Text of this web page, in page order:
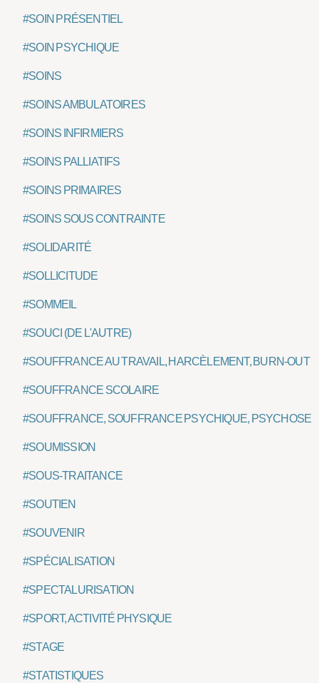
#SOIN PRÉSENTIEL
#SOIN PSYCHIQUE
#SOINS
#SOINS AMBULATOIRES
#SOINS INFIRMIERS
#SOINS PALLIATIFS
#SOINS PRIMAIRES
#SOINS SOUS CONTRAINTE
#SOLIDARITÉ
#SOLLICITUDE
#SOMMEIL
#SOUCI (DE L'AUTRE)
#SOUFFRANCE AU TRAVAIL, HARCÈLEMENT, BURN-OUT
#SOUFFRANCE SCOLAIRE
#SOUFFRANCE, SOUFFRANCE PSYCHIQUE, PSYCHOSE
#SOUMISSION
#SOUS-TRAITANCE
#SOUTIEN
#SOUVENIR
#SPÉCIALISATION
#SPECTALURISATION
#SPORT, ACTIVITÉ PHYSIQUE
#STAGE
#STATISTIQUES